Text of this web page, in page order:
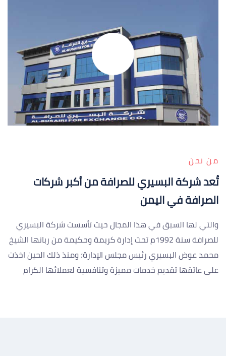
من نحن
تُعد شركة البسيري للصرافة من أكبر شركات
الصرافة في اليمن
والتي لها السبق في هذا المجال حيث تأسست شركة البسيري
للصرافة سنة 1992م تحت إدارة كريمة وحكيمة من ربانها الشيخ
محمد عوض البسيري رئيس مجلس الإدارة؛ ومنذ ذلك الحين اخذت
على عاتقها تقديم خدمات مميزة وتنافسية لعملائها الكرام